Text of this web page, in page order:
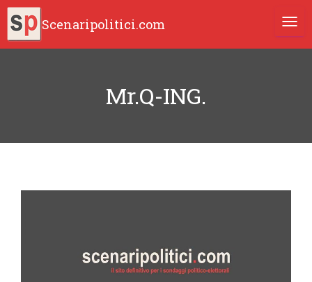
Scenaripolitici.com
Mr.Q-ING.